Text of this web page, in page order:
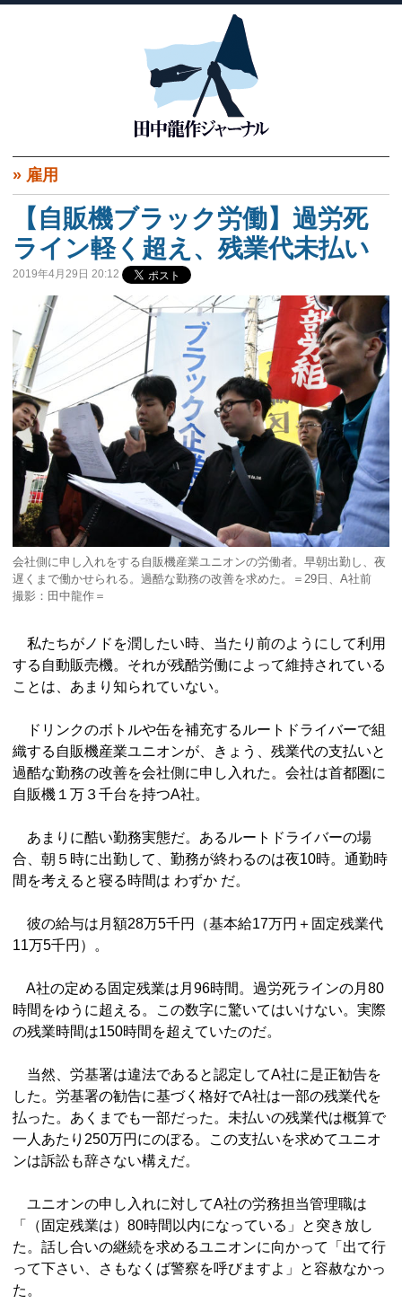
» 雇用
【自販機ブラック労働】過労死
ライン軽く超え、残業代未払い
2019年4月29日 20:12
会社側に申し入れをする自販機産業ユニオンの労働者。早朝出勤し、夜
遅くまで働かせられる。過酷な勤務の改善を求めた。＝29日、A社前
撮影：田中龍作＝
私たちがノドを潤したい時、当たり前のようにして利用
する自動販売機。それが残酷労働によって維持されている
ことは、あまり知られていない。
ドリンクのボトルや缶を補充するルートドライバーで組
織する自販機産業ユニオンが、きょう、残業代の支払いと
過酷な勤務の改善を会社側に申し入れた。会社は首都圏に
自販機１万３千台を持つA社。
あまりに酷い勤務実態だ。あるルートドライバーの場
合、朝５時に出勤して、勤務が終わるのは夜10時。通勤時
間を考えると寝る時間は わずか だ。
彼の給与は月額28万5千円（基本給17万円＋固定残業代
11万5千円）。
A社の定める固定残業は月96時間。過労死ラインの月80
時間をゆうに超える。この数字に驚いてはいけない。実際
の残業時間は150時間を超えていたのだ。
当然、労基署は違法であると認定してA社に是正勧告を
した。労基署の勧告に基づく格好でA社は一部の残業代を
払った。あくまでも一部だった。未払いの残業代は概算で
一人あたり250万円にのぼる。この支払いを求めてユニオ
ンは訴訟も辞さない構えだ。
ユニオンの申し入れに対してA社の労務担当管理職は
「（固定残業は）80時間以内になっている」と突き放し
た。話し合いの継続を求めるユニオンに向かって「出て行
って下さい、さもなくば警察を呼びますよ」と容赦なかっ
た。